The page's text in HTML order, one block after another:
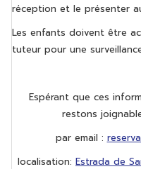
réception et le présenter
Les enfants doivent être
tuteur pour une
Espérant que ces
restons
par email :
localisation: Estrada de